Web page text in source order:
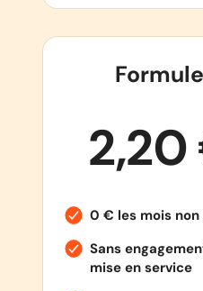
0 € les mois
Sans
mise en service